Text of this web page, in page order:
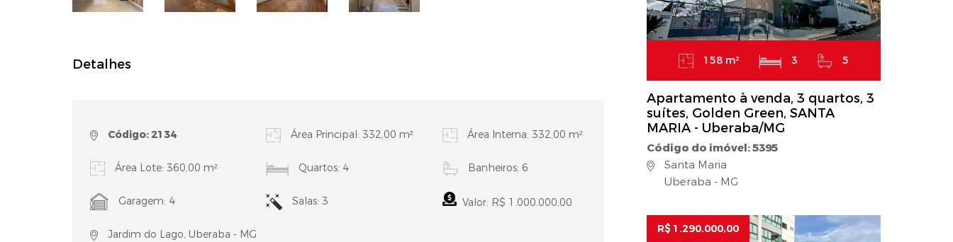
Detalhes
Código: 2134 Área Principal: 332,00 m² Área Interna: 332,00 m²
Área Lote: 360,00 m² Quartos: 4 Banheiros: 6
Garagem: 4 Salas: 3 Valor: R$ 1.000.000,00
Jardim do Lago, Uberaba - MG
158 m² 3 5
Apartamento à venda, 3 quartos, 3
suítes, Golden Green, SANTA
MARIA - Uberaba/MG
Código do imóvel: 5395
Santa Maria
Uberaba - MG
R$ 1.290.000,00